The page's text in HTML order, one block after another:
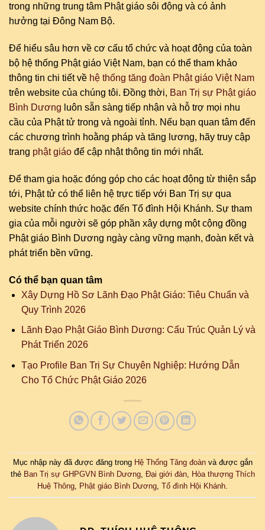
trong những trung tâm Phật giáo sôi động và có ảnh
hưởng tại Đông Nam Bộ.
Để hiểu sâu hơn về cơ cấu tổ chức và hoạt động của toàn
bộ hệ thống Phật giáo Việt Nam, bạn có thể tham khảo
thông tin chi tiết về hệ thống tăng đoàn Phật giáo Việt Nam
trên website của chúng tôi. Đồng thời, Ban Trị sự Phật giáo
Bình Dương luôn sẵn sàng tiếp nhận và hỗ trợ mọi nhu
cầu của Phật tử trong và ngoài tỉnh. Nếu bạn quan tâm đến
các chương trình hoằng pháp và tăng lương, hãy truy cập
trang phật giáo để cập nhật thông tin mới nhất.
Để tham gia hoặc đóng góp cho các hoạt động từ thiện sắp
tới, Phật tử có thể liên hệ trực tiếp với Ban Trị sự qua
website chính thức hoặc đến Tổ đình Hội Khánh. Sự tham
gia của mỗi người sẽ góp phần xây dựng một cộng đồng
Phật giáo Bình Dương ngày càng vững mạnh, đoàn kết và
phát triển bền vững.
Có thể bạn quan tâm
Xây Dựng Hồ Sơ Lãnh Đạo Phật Giáo: Tiêu Chuẩn và
Quy Trình 2026
Lãnh Đạo Phật Giáo Bình Dương: Cấu Trúc Quản Lý và
Phát Triển 2026
Tạo Profile Ban Trị Sự Chuyên Nghiệp: Hướng Dẫn
Cho Tổ Chức Phật Giáo 2026
Mục nhập này đã được đăng trong Hệ Thống Tăng đoànvà được gắn
thẻ Ban Trị sự GHPGVN Bình Dương, Đại giới đàn, Hòa thượng Thích
Huệ Thông, Phật giáo Bình Dương, Tổ đình Hội Khánh.